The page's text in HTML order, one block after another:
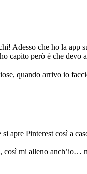
Adesso che ho la
però è che
quando arrivo io
Pinterest così a
mi alleno anch’io…